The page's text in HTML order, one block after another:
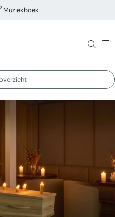
Muziekboek